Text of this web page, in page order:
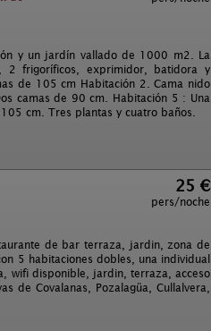
y un jardín vallado de 1000 m2. La
2 frigoríficos, exprimidor, batidora y
de 105 cm Habitación 2. Cama nido
camas de 90 cm. Habitación 5 : Una
cm. Tres plantas y cuatro baños.
25 €
pers/noche
de bar terraza, jardin, zona de
5 habitaciones dobles, una individual
wifi disponible, jardin, terraza, acceso
de Covalanas, Pozalagüa, Cullalvera,